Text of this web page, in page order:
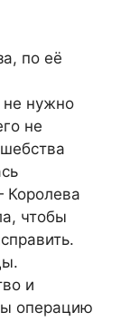
по её
не нужно
не
Королева
чтобы
и
операцию